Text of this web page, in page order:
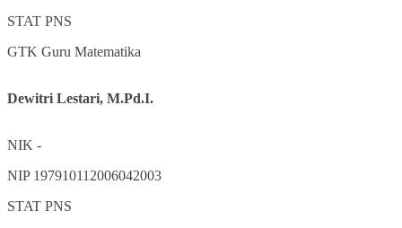
STAT PNS
GTK Guru Matematika
Dewitri Lestari, M.Pd.I.
NIK -
NIP 197910112006042003
STAT PNS